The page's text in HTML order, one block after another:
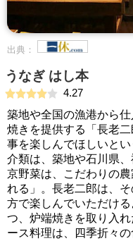
出典：
うなぎ はし本
4.27
築地や全国の漁港から
焼きを提供する「長老
事を楽しんでほしいと
介類は、築地や石川県
京野菜は、こだわりの
れる」。長老二郎は、
方で楽しんでいただけ
つ、炉端焼きを取り入
ース料理は、四季折々